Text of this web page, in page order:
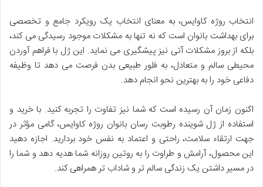
انتخاب روژه کاوایس، به معنای انتخاب یک رویکرد جامع و تخصصی
برای بهداشت بانوان است که نه تنها به مشکلات موجود رسیدگی می کند،
بلکه از بروز مشکلات آتی نیز پیشگیری می نماید. این ژل با فراهم آوردن
محیطی سالم و متعادل، به فلور طبیعی بدن فرصت می دهد تا وظیفه
دفاعی خود را به بهترین نحو انجام دهد.
اکنون زمان آن رسیده است که شما نیز تفاوت را تجربه کنید. با خرید و
استفاده از ژل شوینده رطوبت رسان بانوان روژه کاوایس، گامی مؤثر در
جهت ارتقاء سلامت، راحتی و اعتماد به نفس خود بردارید. اجازه دهید
این محصول، آرامش و طراوت را به روتین روزانه شما هدیه دهد و شما را
در مسیر داشتن یک زندگی سالم تر و شاداب تر همراهی کند.